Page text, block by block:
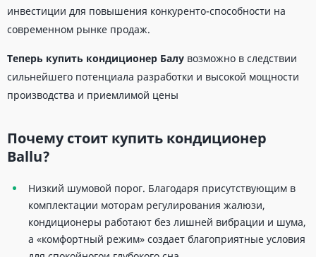
инвестиции для повышения конкуренто-способности на
современном рынке продаж.
Теперь купить кондиционер Балу возможно в следствии
сильнейшего потенциала разработки и высокой мощности
производства и приемлимой цены
Почему стоит купить кондиционер
Ballu?
Низкий шумовой порог. Благодаря присутствующим в
комплектации моторам регулирования жалюзи,
кондиционеры работают без лишней вибрации и шума,
а «комфортный режим» создает благоприятные условия